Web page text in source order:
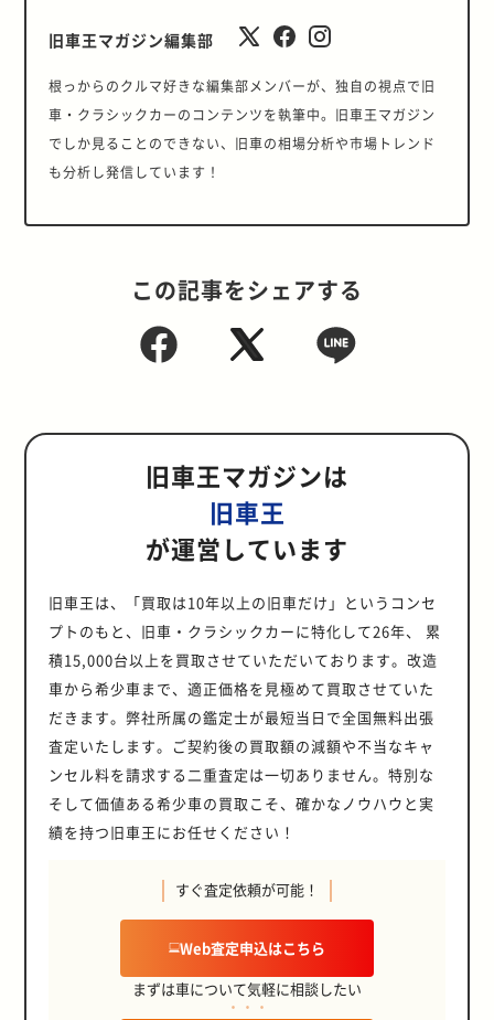
旧車王マガジン編集部
根っからのクルマ好きな編集部メンバーが、独自の視点で旧
車・クラシックカーのコンテンツを執筆中。旧車王マガジン
でしか見ることのできない、旧車の相場分析や市場トレンド
も分析し発信しています！
この記事をシェアする
旧車王マガジンは
旧車王
が運営しています
旧車王は、「買取は10年以上の旧車だけ」というコンセ
プトのもと、旧車・クラシックカーに特化して26年、 累
積15,000台以上を買取させていただいております。改造
車から希少車まで、適正価格を見極めて買取させていた
だきます。弊社所属の鑑定士が最短当日で全国無料出張
査定いたします。ご契約後の買取額の減額や不当なキャ
ンセル料を請求する二重査定は一切ありません。特別な
そして価値ある希少車の買取こそ、確かなノウハウと実
績を持つ旧車王にお任せください！
すぐ査定依頼が可能！
Web査定申込はこちら
まずは車について気軽に相談したい